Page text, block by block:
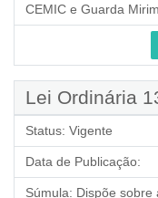
CEMIC e Guarda
Lei Ordinária
Status: Vigente
Data de Publicação:
Súmula: Dispõe sobre